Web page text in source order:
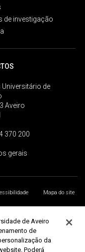
de investigação
Universitário de
Aveiro
370 200
gerais
Mapa do site
de Aveiro
de
da
Poderá